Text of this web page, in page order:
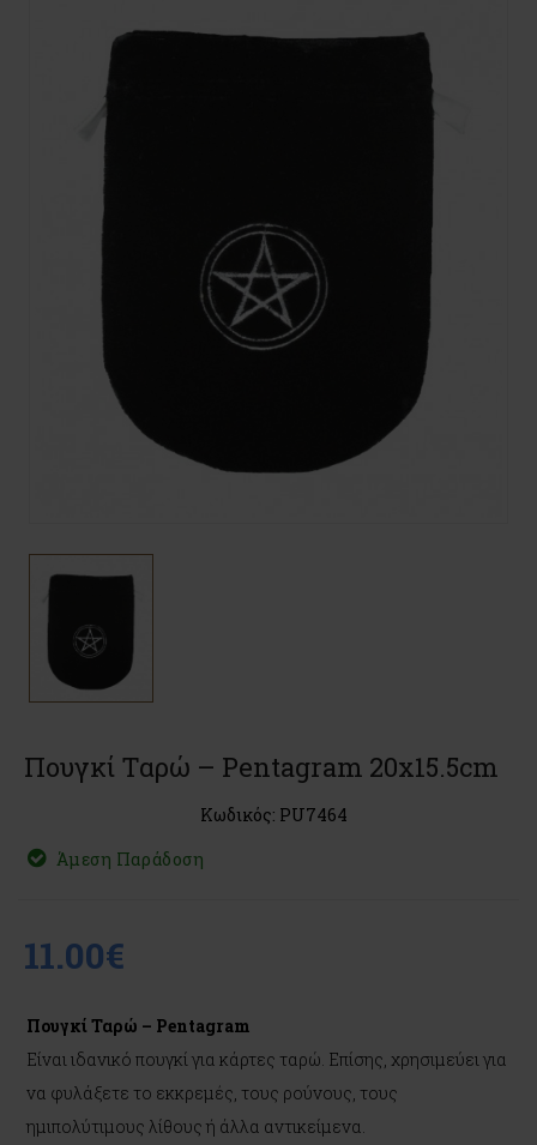
Πουγκί Ταρώ – Pentagram 20x15.5cm
Κωδικός: PU7464
Άμεση Παράδοση
11.00€
Πουγκί Ταρώ – Pentagram
Είναι ιδανικό πουγκί για κάρτες ταρώ. Επίσης, χρησιμεύει για
να φυλάξετε το εκκρεμές, τους ρούνους, τους
ημιπολύτιμους λίθους ή άλλα αντικείμενα.